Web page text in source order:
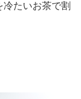
たいお茶で割